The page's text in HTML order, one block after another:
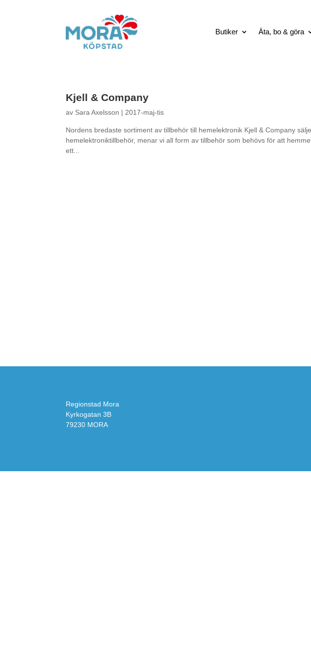
Butiker Äta, bo & göra
Kjell & Company
av Sara Axelsson | 2017-maj-tis
Nordens bredaste sortiment av tillbehör till hemelektronik Kjell & Company
hemelektroniktillbehör, menar vi all form av tillbehör som behövs för att
ett...
Regionstad Mora
Kyrkogatan 3B
79230 MORA